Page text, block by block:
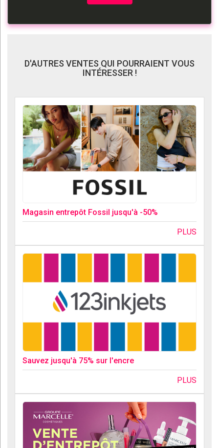
D'AUTRES VENTES QUI POURRAIENT VOUS
INTÉRESSER !
Magasin entrepôt Fossil jusqu'à -50%
PLUS
Sauvez jusqu'à 75% sur l'encre
PLUS